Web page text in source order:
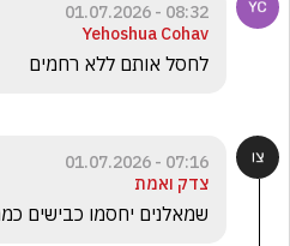
08:32 - 01.07.2026
Yehoshua Cohav
לחסל אותם ללא רחמים
07:16 - 01.07.2026
צדק ואמת
שמאלנים יחסמו כבישים